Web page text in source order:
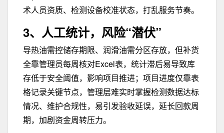
术人员资质、检测设备校准状态，打乱服务节奏。
3、人工统计，风险“潜伏”
导热油需控储存期限、润滑油需分区存放，但补货
全靠管理员每周核对Excel表，统计滞后易导致库
存低于安全阈值，影响项目推进；项目进度仅靠表
格记录关键节点，管理层难实时掌握检测数据达标
情况、维护合规性，易引发验收延误，延长回款周
期，加剧资金周转压力。